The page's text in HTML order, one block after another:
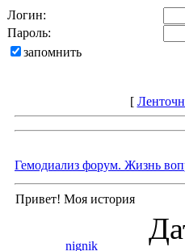
Логин:
Пароль:
запомнить
[
Гемодиализ форум. Жизнь
Привет! Моя история
nignik